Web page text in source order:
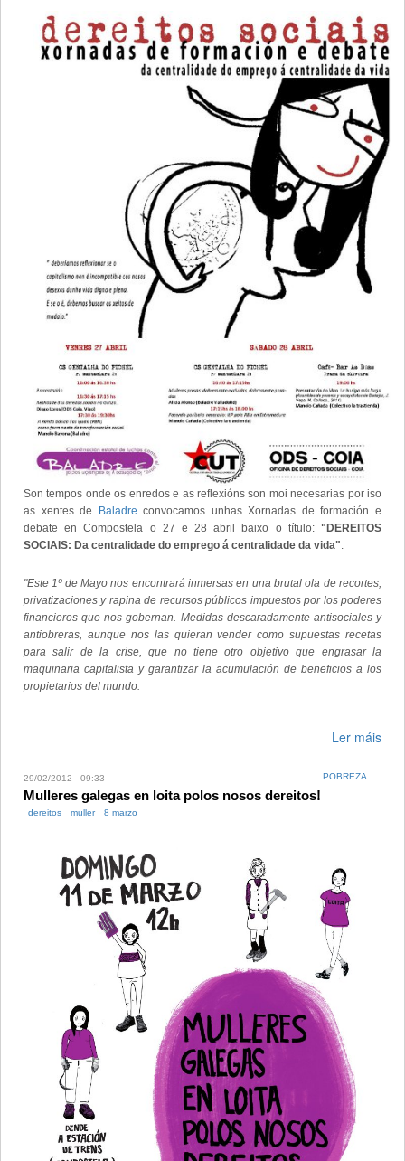
Son tempos onde os enredos e as reflexións son moi necesarias por iso
as xentes de Baladreconvocamos unhas Xornadas de formación e
debate en Compostela o 27 e 28 abril baixo o título: "DEREITOS
SOCIAIS: Da centralidade do emprego á centralidade da vida"
"Este 1º de Mayo nos encontrará inmersas en una brutal ola de recortes,
privatizaciones y rapina de recursos públicos impuestos por los poderes
financieros que nos gobernan. Medidas descaradamente antisociales y
antiobreras, aunque nos las quieran vender como supuestas recetas
para salir de la crise, que no tiene otro objetivo que engrasar la
maquinaria capitalista y garantizar la acumulación de beneficios a los
propietarios del mundo.
Ler máis
29/02/2012 - 09:33 POBREZA
Mulleres galegas en loita polos nosos dereitos!
dereitos muller 8 marzo